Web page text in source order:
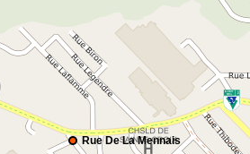
Rue De La Mennais